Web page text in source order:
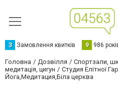
З Замовлення квитків 9 986
Головна Дозвілля Спортзали,
медитація, цигун
Студия Елітної
Йога,Медитация,Біла церква